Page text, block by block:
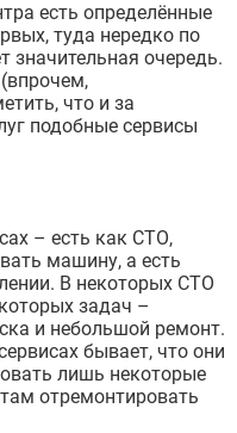
есть определённые
туда нередко по
очередь.
что и за
подобные сервисы
– есть как СТО,
машину, а есть
В некоторых СТО
задач –
и небольшой ремонт.
бывает, что они
лишь некоторые
отремонтировать